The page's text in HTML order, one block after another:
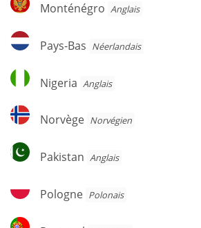
Monténégro Anglais
Pays-
Bas
Pays-Bas Néerlandais
Nigeria
Nigeria Anglais
Norvège
Norvège Norvégien
Pakistan
Pakistan Anglais
Pologne
Pologne Polonais
Portugal